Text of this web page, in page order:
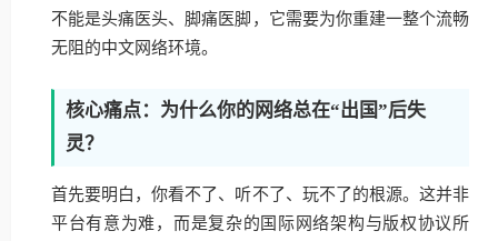
不能是头痛医头、脚痛医脚，它需要为你重建一整个流畅
无阻的中文网络环境。
核心痛点：为什么你的网络总在“出国”后失
灵？
首先要明白，你看不了、听不了、玩不了的根源。这并非
平台有意为难，而是复杂的国际网络架构与版权协议所